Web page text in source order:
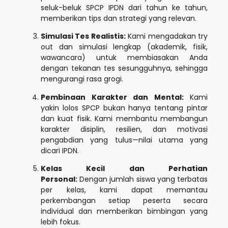
seluk-beluk SPCP IPDN dari tahun ke tahun,
memberikan tips dan strategi yang relevan.
Simulasi Tes Realistis:Kami mengadakan try
out dan simulasi lengkap (akademik, fisik,
wawancara) untuk membiasakan Anda
dengan tekanan tes sesungguhnya, sehingga
mengurangi rasa grogi.
Pembinaan Karakter dan Mental:Kami
yakin lolos SPCP bukan hanya tentang pintar
dan kuat fisik. Kami membantu membangun
karakter disiplin, resilien, dan motivasi
pengabdian yang tulus—nilai utama yang
dicari IPDN.
Kelas Kecil dan Perhatian
Personal: Dengan jumlah siswa yang terbatas
per kelas, kami dapat memantau
perkembangan setiap peserta secara
individual dan memberikan bimbingan yang
lebih fokus.